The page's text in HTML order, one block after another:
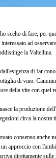
scelto di fare, per
ad
la Valtellina.
di far
di vino.
della vite con quel
la produzione
circa la nostra
consenso anche
approccio con
direttamente sulle